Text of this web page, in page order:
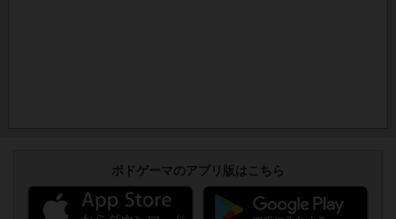
ボドゲーマのアプリ版はこちら